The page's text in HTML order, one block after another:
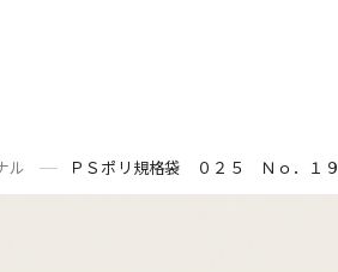
ル ＰＳポリ規格袋 ０２５ Ｎｏ．１９